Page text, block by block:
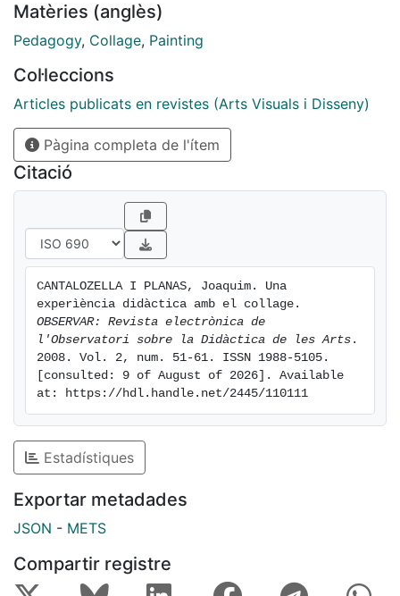
que confronta el trabajo individual con el colectivo y
que tiene como objetivo principal la reflexión sobre el
Matèries (anglès)
Pedagogy, Collage, Painting
Col·leccions
Articles publicats en revistes (Arts Visuals i Disseny)
Pàgina completa de l'ítem
Citació
CANTALOZELLA I PLANAS, Joaquim. Una
OBSERVAR: Revista electrònica de
l'Observatori sobre la Didàctica de les Arts .
2008. Vol. 2, num. 51-61. ISSN 1988-5105.
[consulted: 9 of August of 2026]. Available
at: https://hdl.handle.net/2445/110111
Estadístiques
Exportar metadades
JSON - METS
Compartir registre